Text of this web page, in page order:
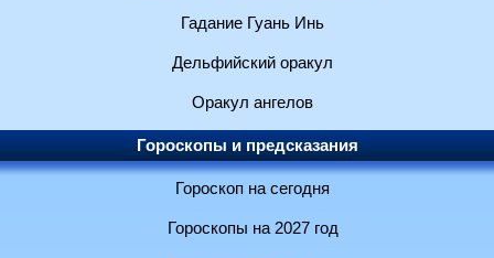
Гадание Гуань Инь
Дельфийский оракул
Оракул ангелов
Гороскопы и предсказания
Гороскоп на сегодня
Гороскопы на 2027 год